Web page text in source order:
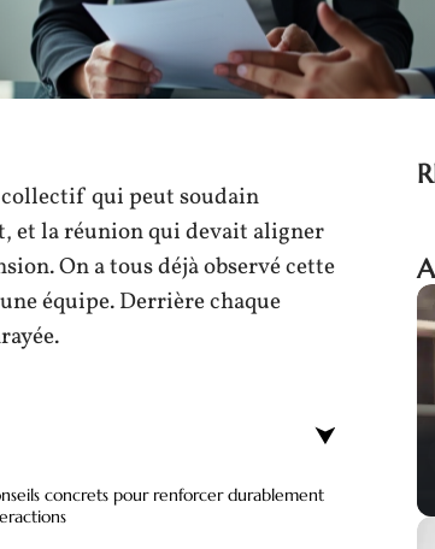
collectif qui peut soudain
et la réunion qui devait aligner
On a tous déjà observé cette
équipe. Derrière chaque
concrets pour renforcer durablement